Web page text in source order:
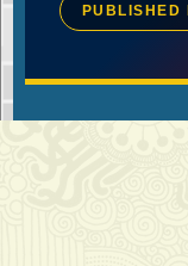
PUBLISHED